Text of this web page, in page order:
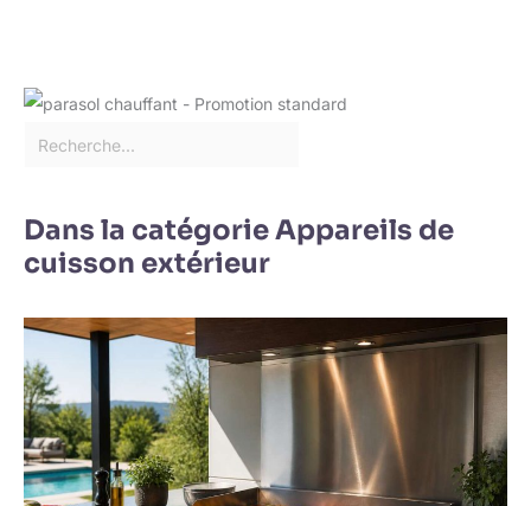
Dans la catégorie Appareils de
cuisson extérieur